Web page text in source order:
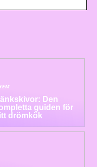
Den
guiden för
drömkök